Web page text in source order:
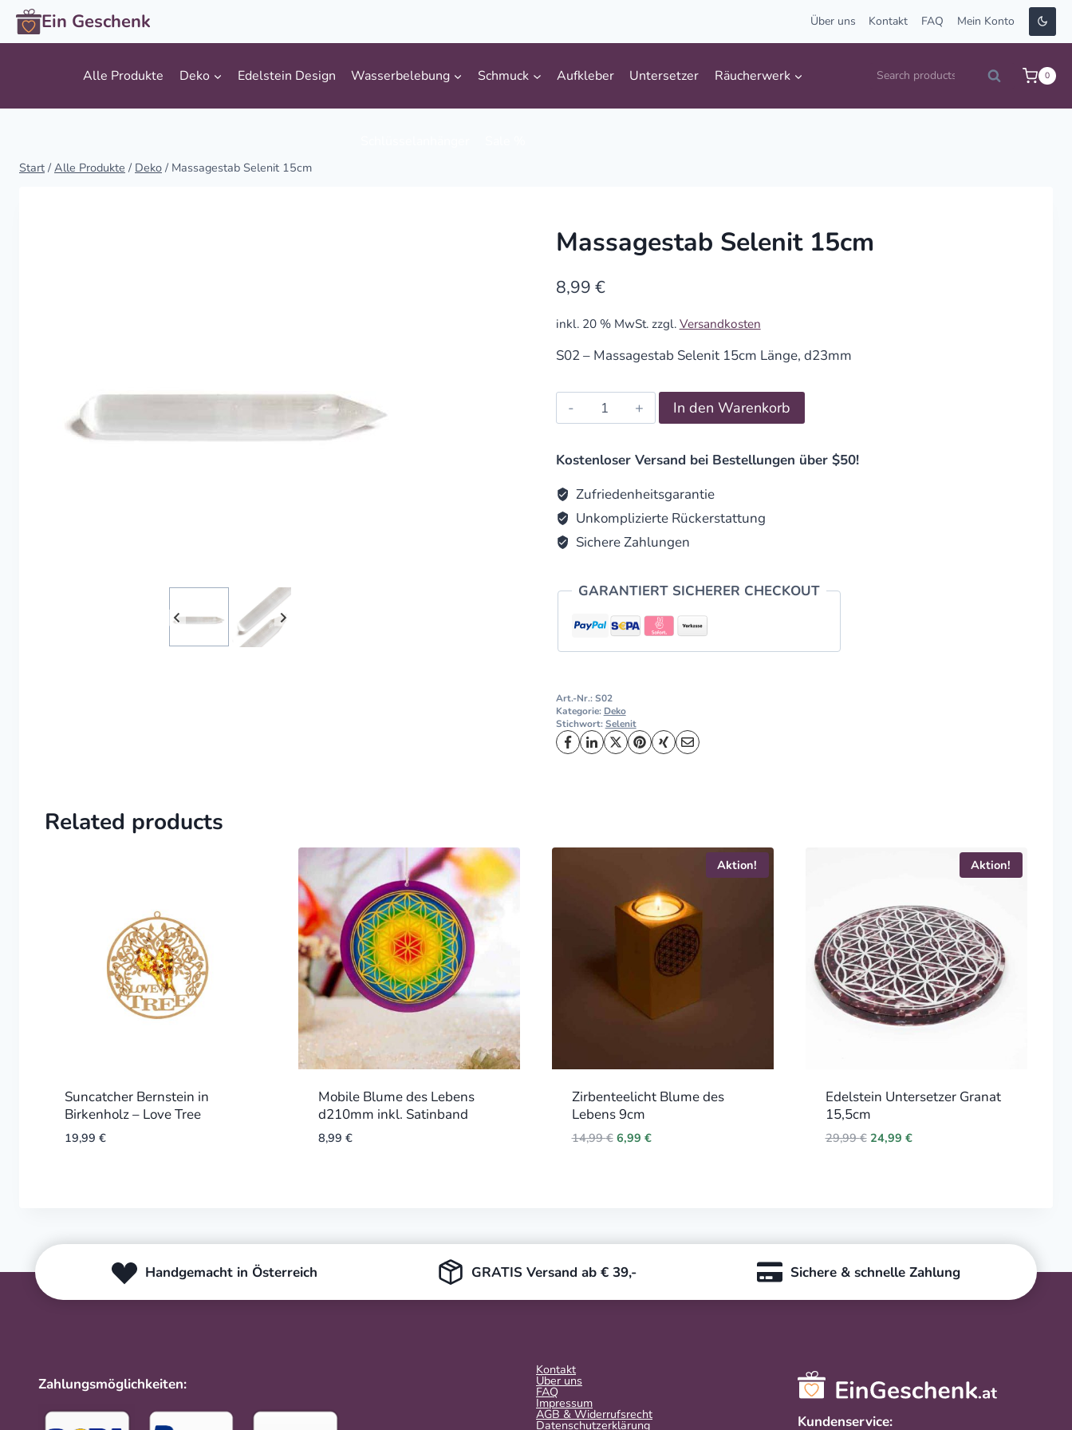
Zum
Inhalt
springen
Ein Geschenk Über uns Kontakt FAQ Mein Konto
Alle Produkte Deko Edelstein Design Wasserbelebung Schmuck Aufkleber Untersetzer Räucherwerk
Suche
Search 0
Start / Alle Produkte / Deko / Massagestab Selenit 15cm
Massagestab Selenit 15cm
8,99 €
inkl. 20 % MwSt. zzgl. Versandkosten
S02 – Massagestab Selenit 15cm Länge, d23mm
Massagestab
Selenit
quantity
In den Warenkorb
Kostenloser Versand bei Bestellungen über $50!
Zufriedenheitsgarantie
Unkomplizierte Rückerstattung
Sichere Zahlungen
GARANTIERT SICHERER CHECKOUT
Art.-Nr.:S02
Kategorie: Deko
Stichwort:Selenit
Related products
Suncatcher Bernstein in
Birkenholz – Love Tree
19,99 €
Mobile Blume des Lebens
d210mm inkl. Satinband
8,99 €
Aktion!
Zirbenteelicht Blume des
Lebens 9cm
14,99€ Original
6,99 €Current
Aktion!
Edelstein Untersetzer Granat
15,5cm
29,99€ Original
24,99 €Current
Handgemacht in Österreich GRATIS Versand ab € 39,- Sichere & schnelle Zahlung
Zahlungsmöglichkeiten:
Kontakt
Über uns
FAQ
Impressum
AGB & Widerrufsrecht
Datenschutzerklärung Kundenservice: